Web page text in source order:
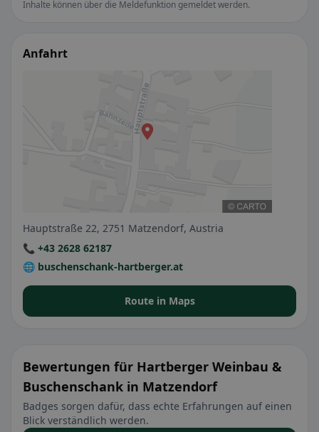
Inhalte können über die Meldefunktion gemeldet werden.
Anfahrt
Hauptstraße 22, 2751 Matzendorf, Austria
📞 +43 2628 62187
🌐 buschenschank-hartberger.at
Route in Maps
Bewertungen für Hartberger Weinbau &
Buschenschank in Matzendorf
Badges sorgen dafür, dass echte Erfahrungen auf einen
Blick verständlich werden.